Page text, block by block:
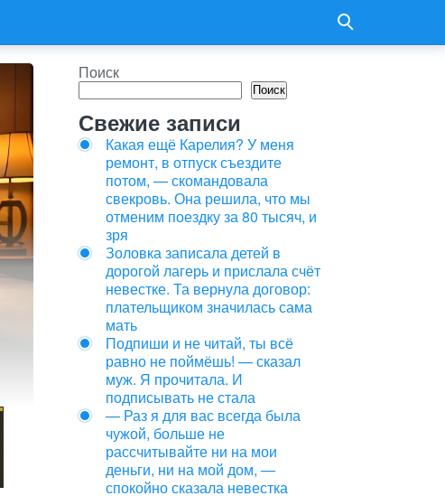
Поиск
Поиск
Свежие записи
Какая ещё Карелия? У меня
ремонт, в отпуск съездите
потом, — скомандовала
свекровь. Она решила, что мы
отменим поездку за 80 тысяч, и
зря
Золовка записала детей в
дорогой лагерь и прислала счёт
невестке. Та вернула договор:
плательщиком значилась сама
мать
Подпиши и не читай, ты всё
равно не поймёшь! — сказал
муж. Я прочитала. И
подписывать не стала
— Раз я для вас всегда была
чужой, больше не
рассчитывайте ни на мои
деньги, ни на мой дом, —
спокойно сказала невестка